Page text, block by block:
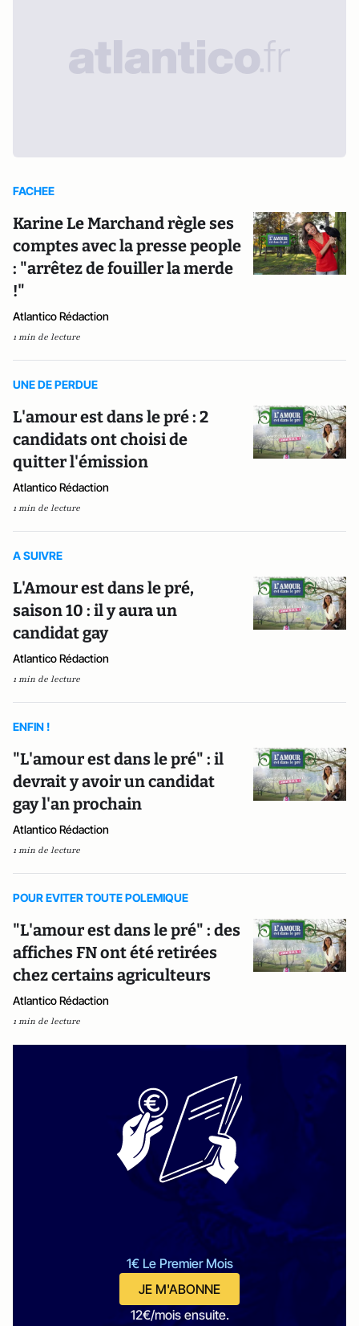
FACHEE
Karine Le Marchand règle ses
comptes avec la presse people
: "arrêtez de fouiller la merde
!"
Atlantico Rédaction
1 min de lecture
UNE DE PERDUE
L'amour est dans le pré : 2
candidats ont choisi de
quitter l'émission
Atlantico Rédaction
1 min de lecture
A SUIVRE
L'Amour est dans le pré,
saison 10 : il y aura un
candidat gay
Atlantico Rédaction
1 min de lecture
ENFIN !
"L'amour est dans le pré" : il
devrait y avoir un candidat
gay l'an prochain
Atlantico Rédaction
1 min de lecture
POUR EVITER TOUTE POLEMIQUE
"L'amour est dans le pré" : des
affiches FN ont été retirées
chez certains agriculteurs
Atlantico Rédaction
1 min de lecture
1€ Le Premier Mois
JE M'ABONNE
12€/mois ensuite.